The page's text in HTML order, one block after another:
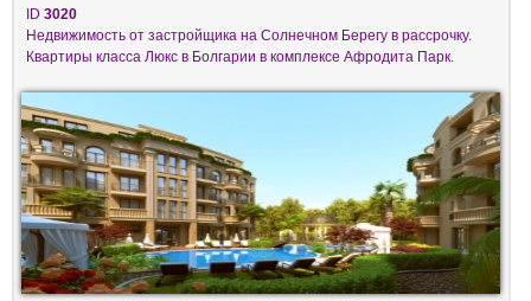
ID 3020
Недвижимость от застройщика на Солнечном Берегу в рассрочку.
Квартиры класса Люкс в Болгарии в комплексе Афродита Парк.